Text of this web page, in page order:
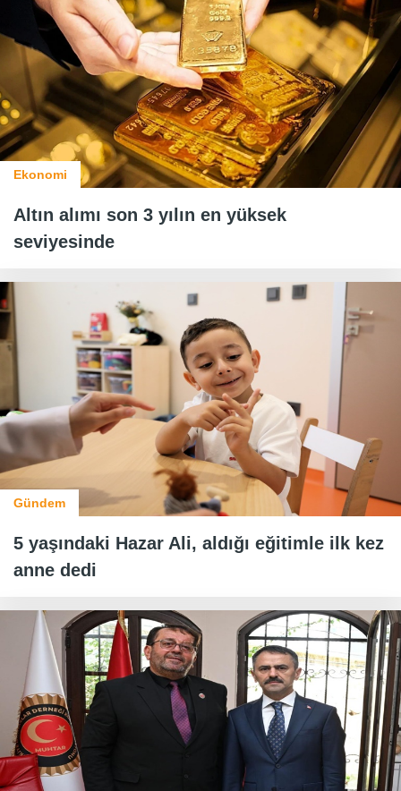
Ekonomi
Altın alımı son 3 yılın en yüksek
seviyesinde
Gündem
5 yaşındaki Hazar Ali, aldığı eğitimle ilk kez
anne dedi